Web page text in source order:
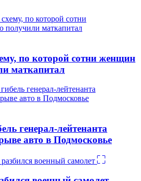
по которой сотни женщин
маткапитал
генерал-лейтенанта
авто в Подмосковье